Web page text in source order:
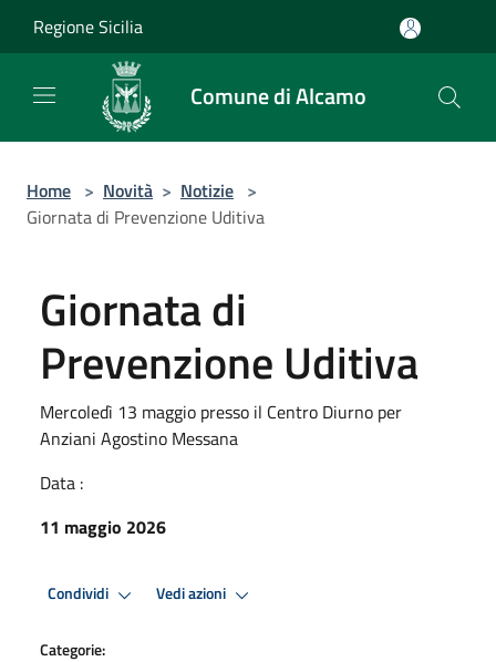
Regione Sicilia
Comune di Alcamo
Home > Novità > Notizie >
Giornata di Prevenzione Uditiva
Giornata di
Prevenzione Uditiva
Mercoledì 13 maggio presso il Centro Diurno per
Anziani Agostino Messana
Data :
11 maggio 2026
Condividi Vedi azioni
Categorie: